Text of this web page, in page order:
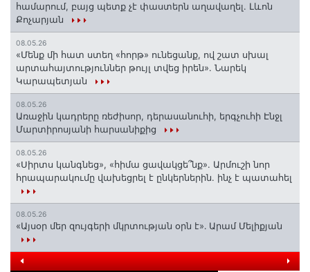
համարում, բայց պետք չէ փաստերն աղավաղել. Լևոն
Քոչարյան
08.05.26
«Մենք մի հատ ստեղ «հորթ» ունեցանք, ով շատ սխալ
արտահայտություններ թույլ տվեց իրեն». Նարեկ
Կարապետյան
08.05.26
Առաջին կադրերը ռեժիսոր, դերասանուհի, երգչուհի Էնջլ
Մարտիրոսյանի հարսանիքից
08.05.26
«Սիրտս կանգնեց», «հիմա ցավակցե՞նք». Արմուշի նոր
հրապարակումը վախեցրել է ընկերներին. ինչ է պատահել
08.05.26
«Այսօր մեր զույգերի մկրտության օրն է»․ Արամ Մելիքյան